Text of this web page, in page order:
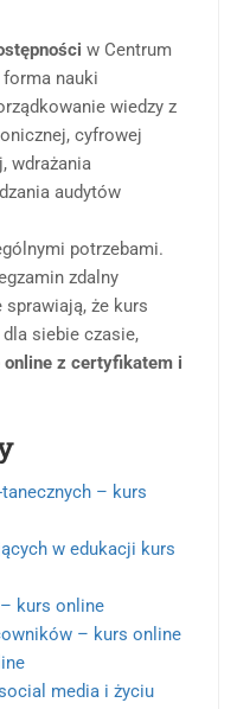
w Centrum
nauki
wiedzy z
cyfrowej
wdrażania
audytów
potrzebami.
zdalny
że kurs
siebie czasie,
online z certyfikatem i
– kurs
w edukacji kurs
kurs online
– kurs online
media i życiu